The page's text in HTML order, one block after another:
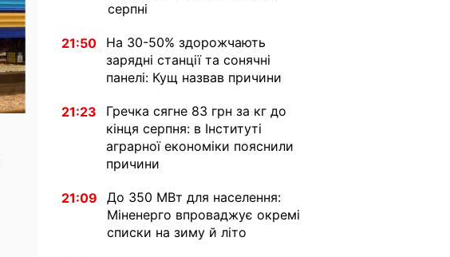
серпні
21:50
На 30-50% здорожчають
зарядні станції та сонячні
панелі: Кущ назвав причини
21:23
Гречка сягне 83 грн за кг до
кінця серпня: в Інституті
аграрної економіки пояснили
причини
21:09
До 350 МВт для населення:
Міненерго впроваджує окремі
списки на зиму й літо